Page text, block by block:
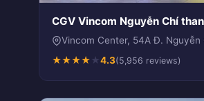
CGV Vincom Nguyễn Chí
Vincom Center, 54A Đ.
★★★★★4.3(5,956 reviews)